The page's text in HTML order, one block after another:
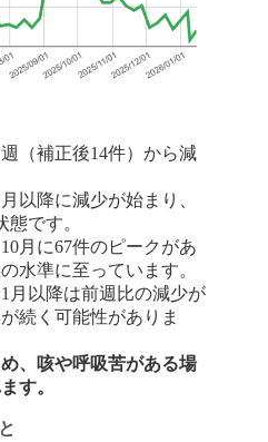
（補正後14件）から減
以降に減少が始まり、
です。
月に67件のピークがあ
水準に至っています。
月以降は前週比の減少が
続く可能性がありま
、咳や呼吸苦がある場
す。